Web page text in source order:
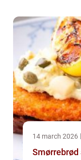
14 march 2026
Smørrebrød